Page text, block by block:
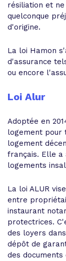
résiliation et
quelconque
d'origine.
La loi Hamon
d'assurance
ou encore
Loi Alur
Adoptée en
logement pour
logement
français. Elle a
logements
La loi ALUR
entre
instaurant
protectrices.
des loyers
dépôt de
des